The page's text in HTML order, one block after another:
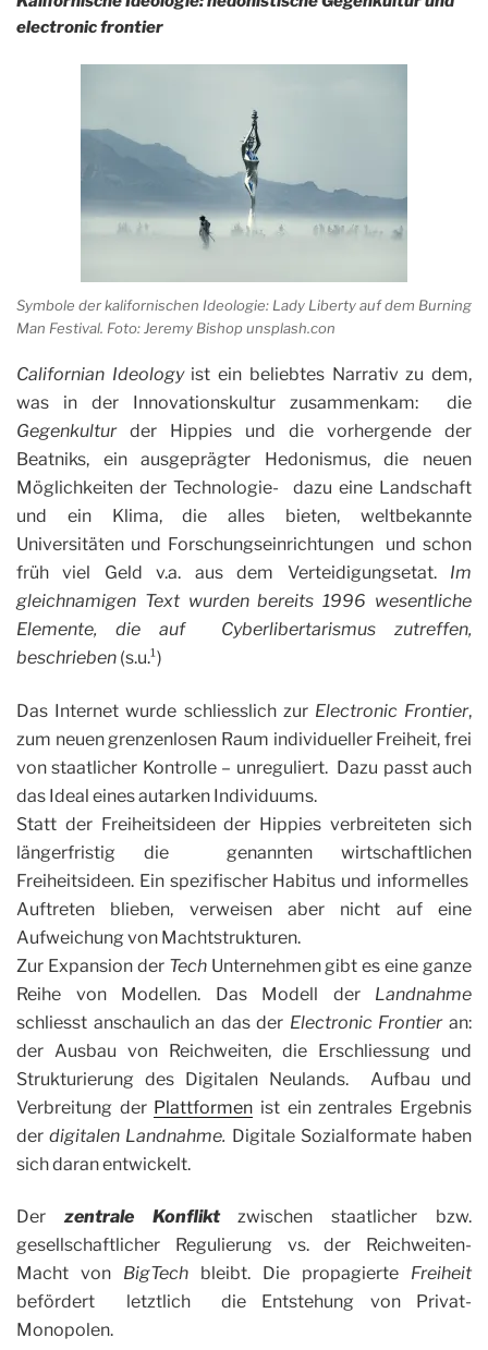
electronic frontier
Symbole der kalifornischen Ideologie: Lady Liberty auf dem Burning
Man Festival. Foto: Jeremy Bishop unsplash.con
Californian Ideologyist ein beliebtes Narrativ zu dem,
was in der Innovationskultur zusammenkam: die
Gegenkulturder Hippies und die vorhergende der
Beatniks, ein ausgeprägter Hedonismus, die neuen
Möglichkeiten der Technologie- dazu eine Landschaft
und ein Klima, die alles bieten, weltbekannte
Universitäten und Forschungseinrichtungen und schon
früh viel Geld v.a. aus dem Verteidigungsetat. Im
gleichnamigen Text wurden bereits 1996 wesentliche
Elemente, die auf Cyberlibertarismus zutreffen,
beschrieben (s.u.¹)
Das Internet wurde schliesslich zur Electronic Frontier,
zum neuen grenzenlosen Raum individueller Freiheit, frei
von staatlicher Kontrolle – unreguliert. Dazu passt auch
das Ideal eines autarken Individuums.
Statt der Freiheitsideen der Hippies verbreiteten sich
längerfristig die genannten wirtschaftlichen
Freiheitsideen. Ein spezifischer Habitus und informelles
Auftreten blieben, verweisen aber nicht auf eine
Aufweichung von Machtstrukturen.
Zur Expansion der TechUnternehmen gibt es eine ganze
Reihe von Modellen. Das Modell der Landnahme
schliesst anschaulich an das der Electronic Frontieran:
der Ausbau von Reichweiten, die Erschliessung und
Strukturierung des Digitalen Neulands. Aufbau und
Verbreitung der Plattformen ist ein zentrales Ergebnis
derdigitalen Landnahme. Digitale Sozialformate haben
sich daran entwickelt.
Derzentrale Konfliktzwischen staatlicher bzw.
gesellschaftlicher Regulierung vs. der Reichweiten-
Macht von BigTech bleibt. Die propagierte Freiheit
befördert letztlich die Entstehung von Privat-
Monopolen.